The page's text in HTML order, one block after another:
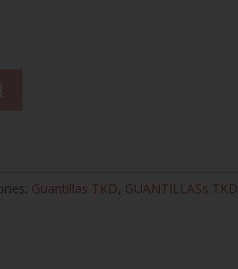
Guantillas TKD, GUANTILLASs TKD